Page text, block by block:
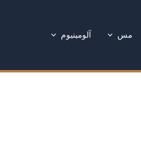
مس آلومینیوم